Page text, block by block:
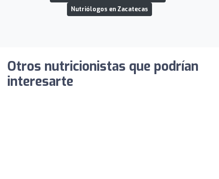
Nutriólogos en Zacatecas
Otros nutricionistas que podrían
interesarte